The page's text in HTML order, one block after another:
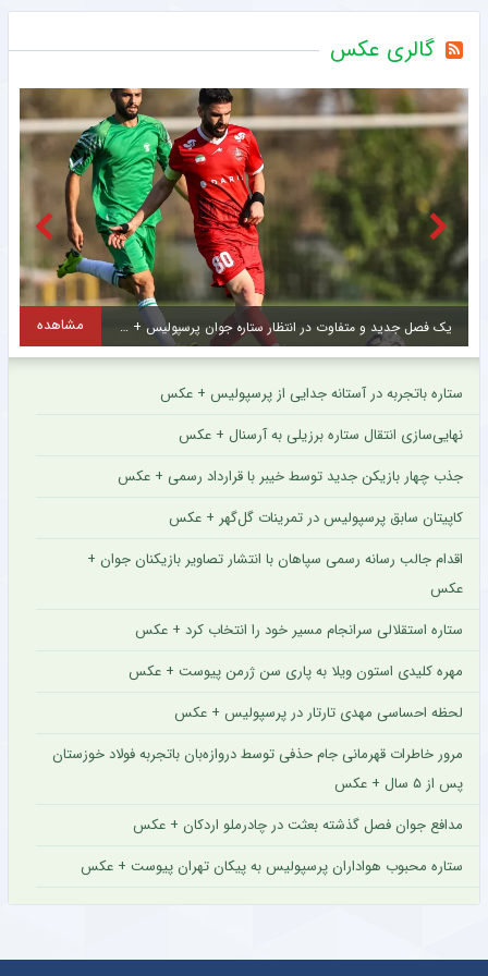
گالری عکس
یک فصل جدید و متفاوت در انتظار ستاره جوان پرسپولیس + عکس مشاهده
ستاره باتجربه در آستانه جدایی از پرسپولیس + عکس
نهایی‌سازی انتقال ستاره برزیلی به آرسنال + عکس
جذب چهار بازیکن جدید توسط خیبر با قرارداد رسمی + عکس
کاپیتان سابق پرسپولیس در تمرینات گل‌گهر + عکس
اقدام جالب رسانه رسمی سپاهان با انتشار تصاویر بازیکنان جوان +
عکس
ستاره استقلالی سرانجام مسیر خود را انتخاب کرد + عکس
مهره کلیدی استون ویلا به پاری سن ژرمن پیوست + عکس
لحظه احساسی مهدی تارتار در پرسپولیس + عکس
مرور خاطرات قهرمانی جام حذفی توسط دروازه‌بان باتجربه فولاد خوزستان
پس از ۵ سال + عکس
مدافع جوان فصل گذشته بعثت در چادرملو اردکان + عکس
ستاره محبوب هواداران پرسپولیس به پیکان تهران پیوست + عکس